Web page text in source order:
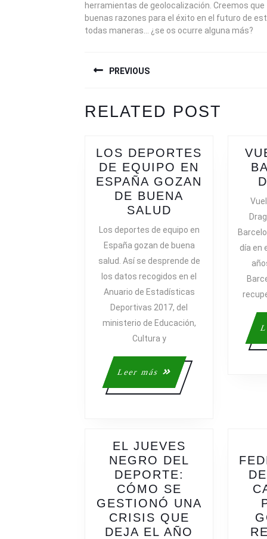
herramientas de geolocalización. Creemos
buenas razones para el éxito en el futuro de
todas maneras… ¿se os ocurre alguna más?
DE
ENTRADAS
PREVIOUS
post:
RELATED POST
LOS DEPORTES
DE EQUIPO EN
ESPAÑA GOZAN
DE BUENA
SALUD
DEPORTES
DE
EQUIPO
EN
ESPAÑA
GOZAN
DE
BUENA
Los deportes de equipo en
España gozan de buena
salud. Así se desprende de
los datos recogidos en el
Anuario de Estadísticas
Deportivas 2017, del
ministerio de Educación,
Cultura y
Leer más
Leer
más
día en
EL JUEVES
NEGRO DEL
DEPORTE:
CÓMO SE
GESTIONÓ UNA
CRISIS QUE
DEJA EL AÑO